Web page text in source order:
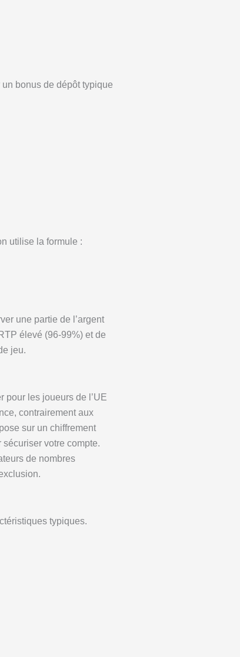
bonus de dépôt typique
utilise la formule :
une partie de l’argent
élevé (96-99%) et de
jeu.
pour les joueurs de l’UE
contrairement aux
sur un chiffrement
votre compte.
de nombres
typiques.